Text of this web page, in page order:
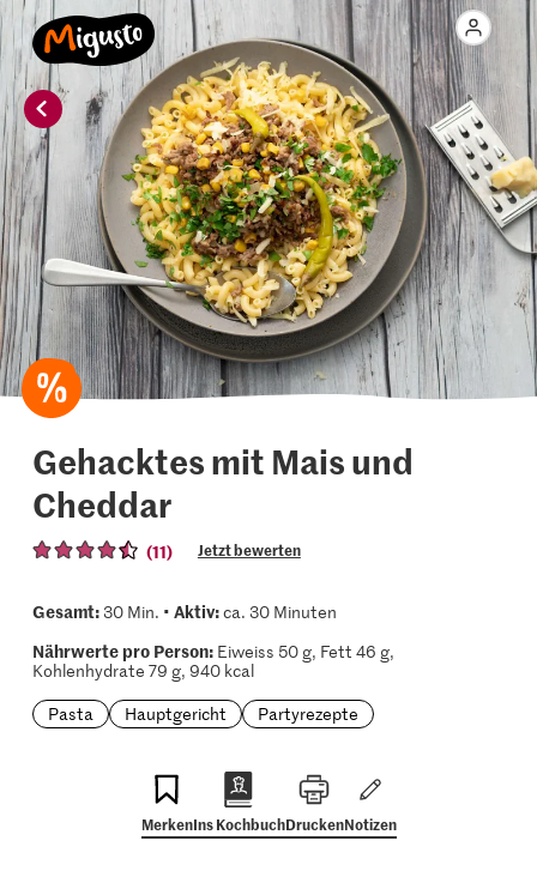
Gehacktes mit Mais und
Cheddar
(11) Jetzt bewerten
Gesamt:30 Min. • Aktiv:ca. 30 Minuten
Nährwerte pro Person:Eiweiss 50 g, Fett 46 g,
Kohlenhydrate 79 g, 940 kcal
Pasta
Hauptgericht Partyrezepte
MerkenIns KochbuchDruckenNotizen